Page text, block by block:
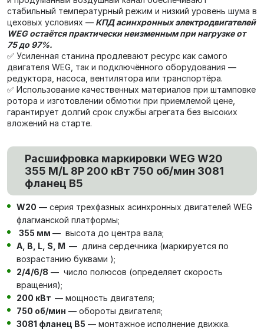
стабильный температурный режим и низкий уровень шума в
цеховых условиях — КПД асинхронных электродвигателей
WEG остаётся практически неизменным при нагрузке от
75 до 97%.
✅ Усиленная станина продлевают ресурс как самого
двигателя WEG, так и подключённого оборудования —
редуктора, насоса, вентилятора или транспортёра.
✅ Использование качественных материалов при штамповке
ротора и изготовлении обмотки при приемлемой цене,
гарантирует долгий срок службы агрегата без высоких
вложений на старте.
Расшифровка маркировки WEG W20
355 M/L 8P 200 кВт 750 об/мин 3081
фланец В5
W20 — серия трехфазных асинхронных двигателей WEG
флагманской платформы;
355 мм — высота до центра вала;
А, В, L, S, М — длина сердечника (маркируется по
возрастанию буквами );
2/4/6/8 — число полюсов (определяет скорость
вращения);
200 кВт — мощность двигателя;
750 об/мин — обороты двигателя;
3081 фланец В5 — монтажное исполнение движка.